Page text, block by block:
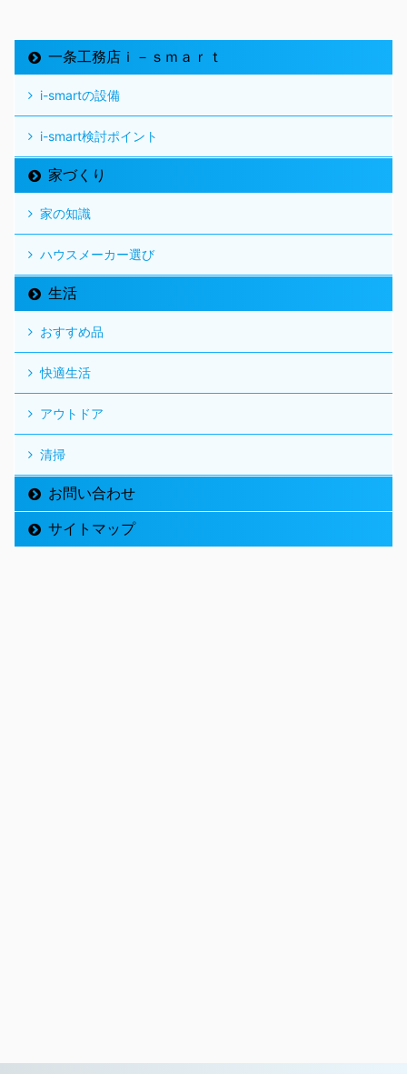
一条工務店ｉ－ｓｍａｒｔ
i-smartの設備
i-smart検討ポイント
家づくり
家の知識
ハウスメーカー選び
生活
おすすめ品
快適生活
アウトドア
清掃
お問い合わせ
サイトマップ